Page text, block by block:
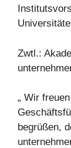
Zwtl.:
„ Wir
begrüßen,